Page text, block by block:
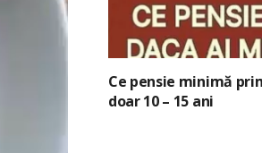
Ce pensie minimă
doar 10 – 15 ani